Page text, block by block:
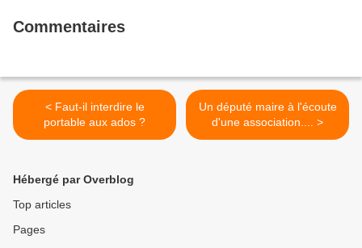
Commentaires
< Faut-il interdire le
portable aux ados ?
Un député maire à l'écoute
d'une association.... >
Hébergé par Overblog
Top articles
Pages